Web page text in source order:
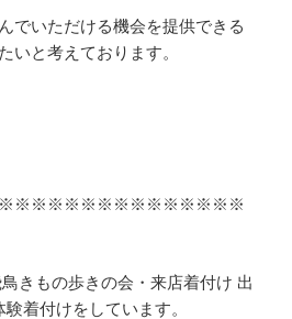
でいただける機会を提供できる
いと考えております。
きもの歩きの会・来店着付け 出
着付けをしています。